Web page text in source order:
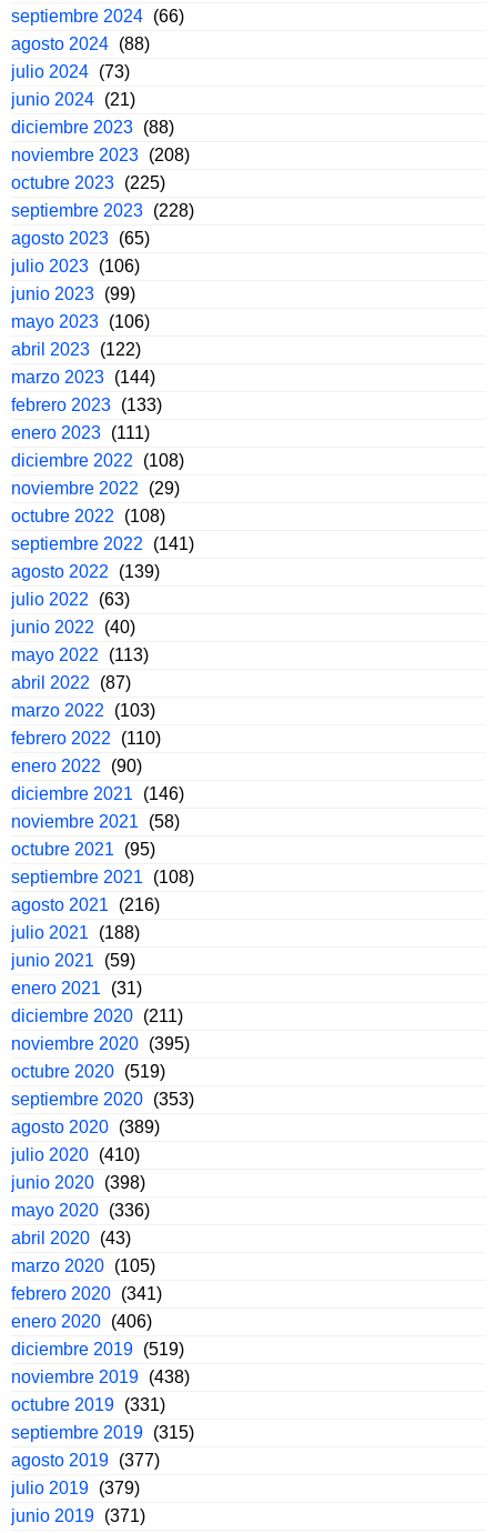
septiembre 2024 (66)
agosto 2024 (88)
julio 2024 (73)
junio 2024 (21)
diciembre 2023 (88)
noviembre 2023 (208)
octubre 2023 (225)
septiembre 2023 (228)
agosto 2023 (65)
julio 2023 (106)
junio 2023 (99)
mayo 2023 (106)
abril 2023 (122)
marzo 2023 (144)
febrero 2023 (133)
enero 2023 (111)
diciembre 2022
(108)
noviembre 2022
(29)
octubre 2022
(108)
septiembre 2022
(141)
agosto 2022
(139)
julio 2022
(63)
junio 2022
(40)
mayo 2022
(113)
abril 2022
(87)
marzo 2022
(103)
febrero 2022
(110)
enero 2022
(90)
diciembre 2021
(146)
noviembre 2021
(58)
octubre 2021
(95)
septiembre 2021
(108)
agosto 2021
(216)
julio 2021
(188)
junio 2021
(59)
enero 2021
(31)
diciembre 2020 (211)
noviembre 2020 (395)
octubre 2020 (519)
septiembre 2020 (353)
agosto 2020 (389)
julio 2020 (410)
junio 2020 (398)
mayo 2020 (336)
abril 2020 (43)
marzo 2020 (105)
febrero 2020 (341)
enero 2020 (406)
diciembre 2019 (519)
noviembre 2019 (438)
octubre 2019 (331)
septiembre 2019 (315)
agosto 2019 (377)
julio 2019 (379)
junio 2019 (371)